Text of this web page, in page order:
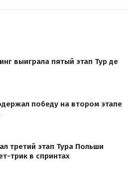
выиграла пятый этап Тур де
победу на втором этапе
третий этап Тура Польши
трик в спринтах